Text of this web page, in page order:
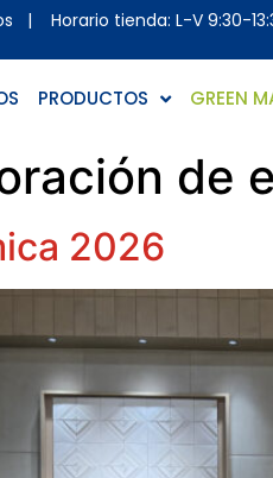
| Horario tienda: L-V 9:30-
PRODUCTOS GREEN
de
2026